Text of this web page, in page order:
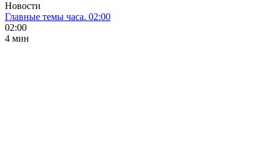
Новости
Главные темы часа. 02:00
02:00
4 мин